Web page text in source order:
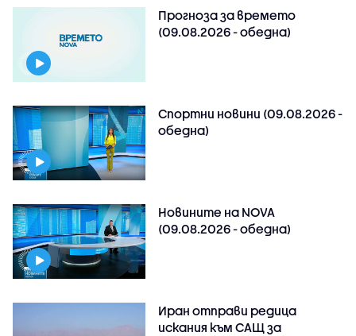
Прогноза за времето
(09.08.2026 - обедна)
Спортни новини (09.08.2026 -
обедна)
Новините на NOVA
(09.08.2026 - обедна)
Иран отправи редица
искания към САЩ за